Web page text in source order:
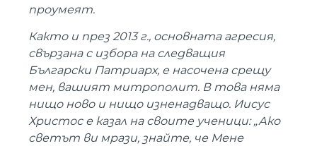
проумеят.
Както и през 2013 г., основната агресия,
свързана с избора на следващия
Български Патриарх, е насочена срещу
мен, вашият митрополит. В това няма
нищо ново и нищо изненадващо. Иисус
Христос е казал на своите ученици: „Ако
светът ви мрази, знайте, че Мене